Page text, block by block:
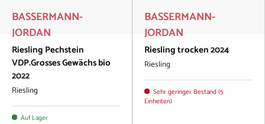
BASSERMANN-
JORDAN
Riesling Pechstein
VDP.Grosses Gewächs bio
2022
Riesling
Auf Lager
BASSERMANN-
JORDAN
Riesling trocken 2024
Riesling
Sehr geringer Bestand (5
Einheiten)